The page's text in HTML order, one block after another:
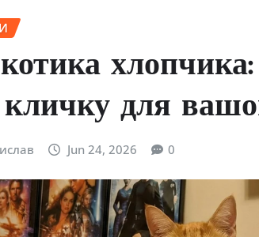
кличку для
Jun 24, 2026 0